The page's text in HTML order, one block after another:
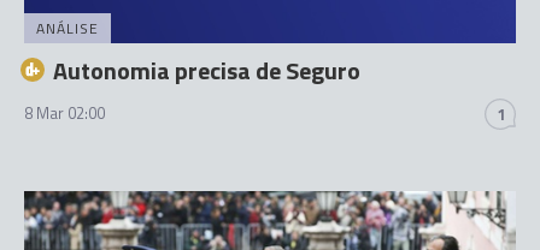
ANÁLISE
Autonomia precisa de Seguro
8 Mar 02:00 1